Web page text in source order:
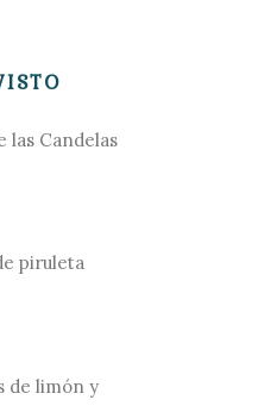
las Candelas
piruleta
de limón y